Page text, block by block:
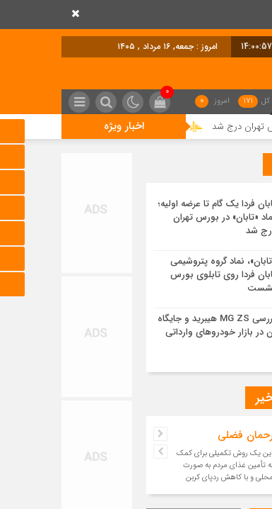
14:00:58 امروز : جمعه, ۱۶ مرداد , ۱۴۰۵
کل 171 امروز 0
0
اخبار ویژه
«تابان»، نماد گروه پتروشیمی تابان فردا روی تابلوی بورس نشست
فردا یک گام تا عرضه اولیه؛
«تابان» در بورس تهران
شد
نماد گروه پتروشیمی
فردا روی تابلوی بورس
بررسی MG ZS هیبرید و جایگاه
در بازار خودروهای وارداتی
فضلی
این یک روش تکمیلی برای کمک
تأمین غذای مردم به صورت
محلی و با کاهش ردپای کربن